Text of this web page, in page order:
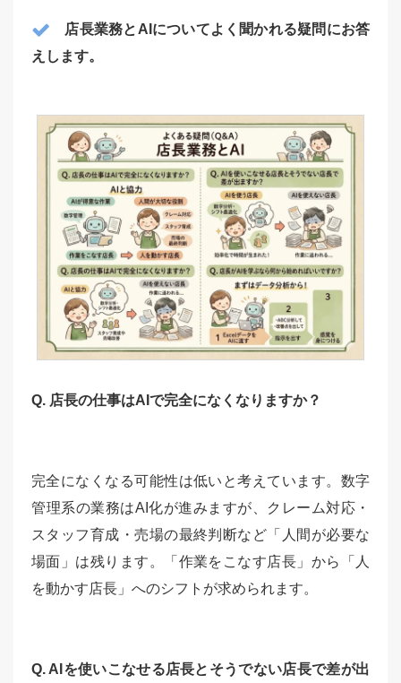
店長業務とAIについてよく聞かれる疑問にお答
えします。
Q. 店長の仕事はAIで完全になくなりますか？
完全になくなる可能性は低いと考えています。数字
管理系の業務はAI化が進みますが、クレーム対応・
スタッフ育成・売場の最終判断など「人間が必要な
場面」は残ります。「作業をこなす店長」から「人
を動かす店長」へのシフトが求められます。
Q. AIを使いこなせる店長とそうでない店長で差が出